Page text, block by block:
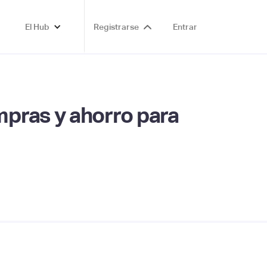
El Hub Registrarse Entrar
y ahorro para